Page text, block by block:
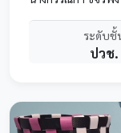
ระดับชั้
ปวช.